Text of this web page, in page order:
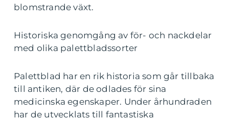
blomstrande växt.
Historiska genomgång av för- och nackdelar
med olika palettbladssorter
Palettblad har en rik historia som går tillbaka
till antiken, där de odlades för sina
medicinska egenskaper. Under århundraden
har de utvecklats till fantastiska